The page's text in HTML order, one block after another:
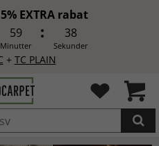
EXTRA rabat
59
Minutter
36
Sekunder
+ TC PLAIN